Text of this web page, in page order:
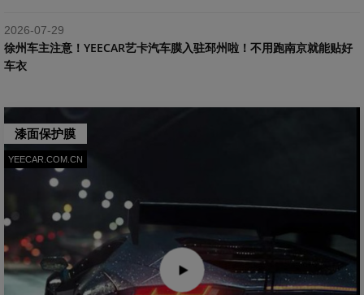
2026-07-29
​徐州车主注意！YEECAR艺卡汽车膜入驻邳州啦！不用跑南京就能贴好
车衣
漆面保护膜
YEECAR.COM.CN